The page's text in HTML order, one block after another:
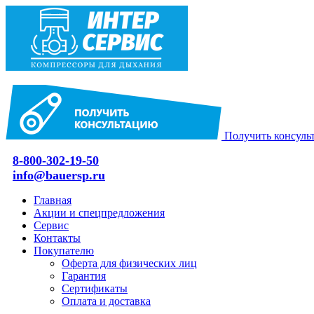
Получить
8-800-302-19-50
info@bauersp.ru
Главная
Акции и спецпредложения
Сервис
Контакты
Покупателю
Оферта для физических лиц
Гарантия
Сертификаты
Оплата и доставка